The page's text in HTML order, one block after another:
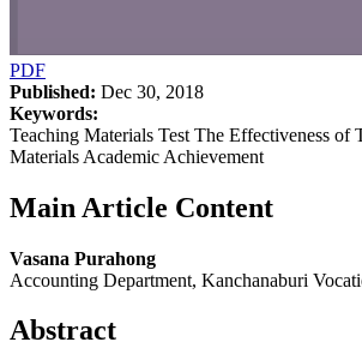
PDF
Published: Dec 30, 2018
Keywords:
Teaching Materials Test The Effectiveness of
Materials Academic Achievement
Main Article Content
Vasana Purahong
Accounting Department, Kanchanaburi
Abstract